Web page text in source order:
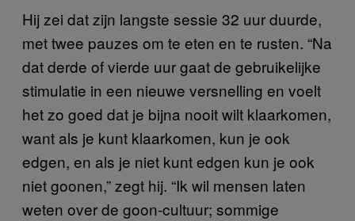
Hij zei dat zijn langste sessie 32 uur duurde,
met twee pauzes om te eten en te rusten. “Na
dat derde of vierde uur gaat de gebruikelijke
stimulatie in een nieuwe versnelling en voelt
het zo goed dat je bijna nooit wilt klaarkomen,
want als je kunt klaarkomen, kun je ook
edgen, en als je niet kunt edgen kun je ook
niet goonen,” zegt hij. “Ik wil mensen laten
weten over de goon-cultuur; sommige